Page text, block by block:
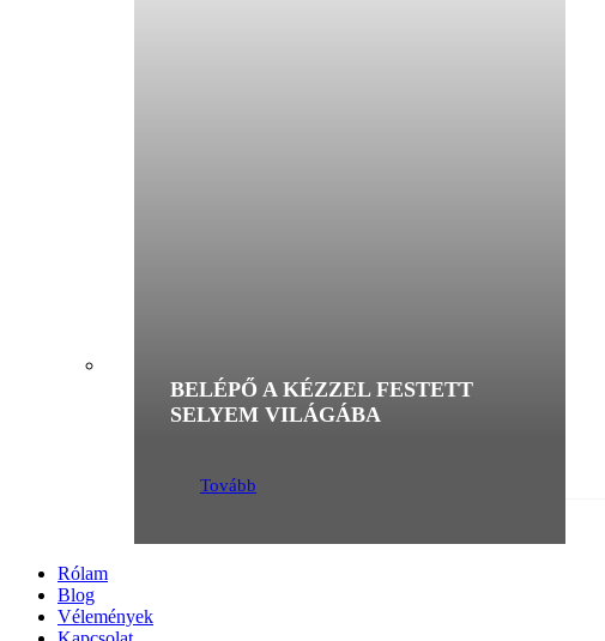
BELÉPŐ A KÉZZEL FESTETT
SELYEM VILÁGÁBA
Tovább
Rólam
Blog
Vélemények